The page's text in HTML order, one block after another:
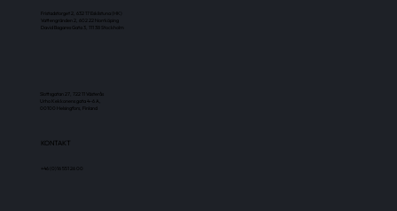
Fristadstorget 2, 632 17 Eskilstuna
Vattengränden 2, 602 22 Norrköping
David Bagares Gata 3, 111 38 Stockholm
Slottsgatan 27, 722 11 Västerås
Urho Kekkonens gata 4–6 A,
00100 Helsingfors, Finland
KONTAKT
+46 (0)16 551 26 00